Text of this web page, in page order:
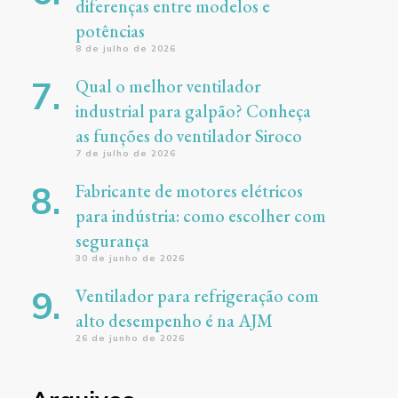
diferenças entre modelos e
potências
8 de julho de 2026
Qual o melhor ventilador
industrial para galpão? Conheça
as funções do ventilador Siroco
7 de julho de 2026
Fabricante de motores elétricos
para indústria: como escolher com
segurança
30 de junho de 2026
Ventilador para refrigeração com
alto desempenho é na AJM
26 de junho de 2026